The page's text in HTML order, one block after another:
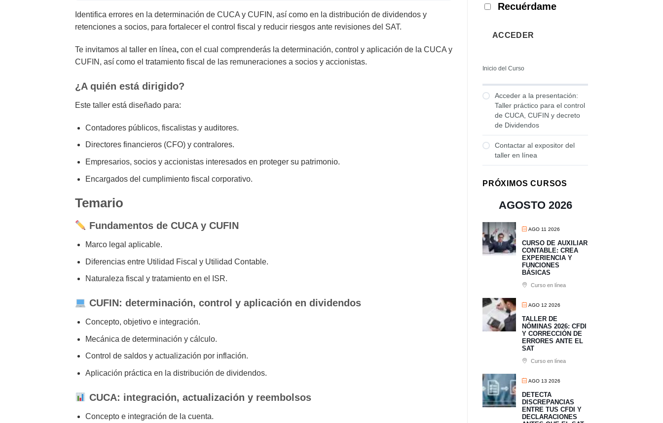
Identifica errores en la determinación de CUCA y CUFIN, así como en la distribución de dividendos y
retenciones a socios, para fortalecer el control fiscal y reducir riesgos ante revisiones del SAT.
Te invitamos al taller en línea, con el cual comprenderás la determinación, control y aplicación de la CUCA y
CUFIN, así como el tratamiento fiscal de las remuneraciones a socios y accionistas.
¿A quién está dirigido?
Este taller está diseñado para:
Contadores públicos, fiscalistas y auditores.
Directores financieros (CFO) y contralores.
Empresarios, socios y accionistas interesados en proteger su patrimonio.
Encargados del cumplimiento fiscal corporativo.
Temario
Fundamentos de CUCA y CUFIN
Marco legal aplicable.
Diferencias entre Utilidad Fiscal y Utilidad Contable.
Naturaleza fiscal y tratamiento en el ISR.
CUFIN: determinación, control y aplicación en dividendos
Concepto, objetivo e integración.
Mecánica de determinación y cálculo.
Control de saldos y actualización por inflación.
Aplicación práctica en la distribución de dividendos.
CUCA: integración, actualización y reembolsos
Concepto e integración de la cuenta.
Recuérdame
ACCEDER
Inicio del Curso
Acceder a la presentación:
Taller práctico para el control
de CUCA, CUFIN y decreto
de Dividendos
Contactar al expositor del
taller en línea
PRÓXIMOS CURSOS
AGOSTO 2026
AGO 11 2026
CURSO DE AUXILIAR
CONTABLE: CREA
EXPERIENCIA Y
FUNCIONES
BÁSICAS
Curso en línea
AGO 12 2026
TALLER DE
NÓMINAS 2026: CFDI
Y CORRECCIÓN DE
ERRORES ANTE EL
SAT
Curso en línea
AGO 13 2026
​DETECTA
DISCREPANCIAS
ENTRE TUS CFDI Y
DECLARACIONES